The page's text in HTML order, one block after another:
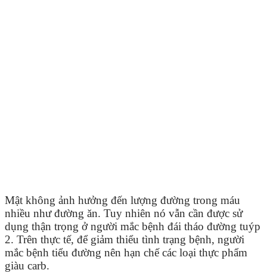
Mật không ảnh hưởng đến lượng đường trong máu
nhiều như đường ăn. Tuy nhiên nó vẫn cần được sử
dụng thận trọng ở người mắc bệnh đái tháo đường tuýp
2. Trên thực tế, để giảm thiểu tình trạng bệnh, người
mắc bệnh tiểu đường nên hạn chế các loại thực phẩm
giàu carb.